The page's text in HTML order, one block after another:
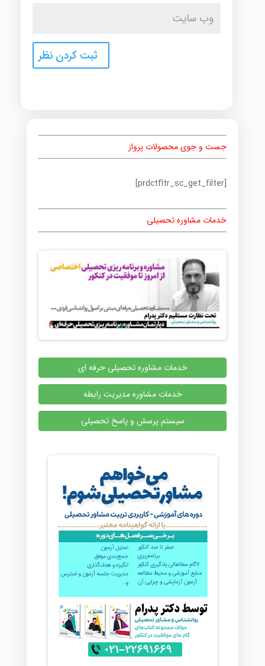
جست و جوی محصولات پرواز
[prdctfltr_sc_get_filter]
خدمات مشاوره تحصیلی
خدمات مشاوره تحصیلی حرفه ای
خدمات مشاوره مدیریت رابطه
سیستم پرسش و پاسخ تحصیلی